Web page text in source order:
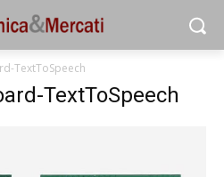
TextToSpeech
TextToSpeech